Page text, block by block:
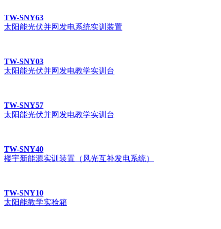
TW-SNY63
太阳能光伏并网发电系统实训装置
TW-SNY03
太阳能光伏并网发电教学实训台
TW-SNY57
太阳能光伏并网发电教学实训台
TW-SNY40
楼宇新能源实训装置（风光互补发电系统）
TW-SNY10
太阳能教学实验箱